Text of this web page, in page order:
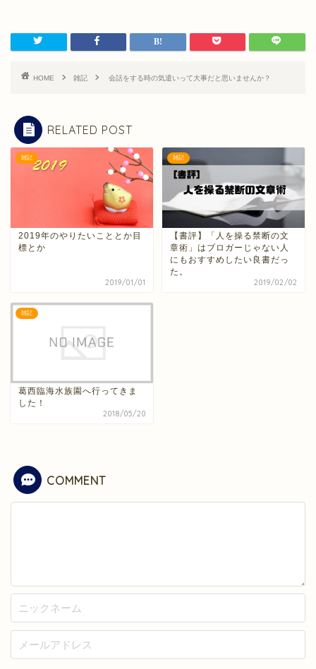
HOME 雑記 会話をする時の気遣いって大事だと思いませんか？
RELATED POST
雑記
2019年のやりたいこととか目
標とか
2019/01/01
雑記
【書評】「人を操る禁断の文
章術」はブロガーじゃない人
にもおすすめしたい良書だっ
た。
2019/02/02
雑記
葛西臨海水族園へ行ってきま
した！
2018/05/20
COMMENT